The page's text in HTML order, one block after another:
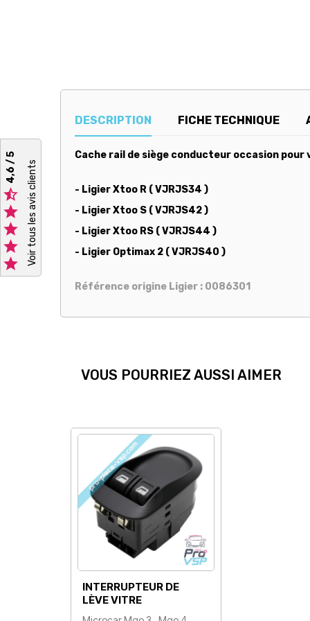





4,6 / 5 Voir tous les avis clients
DESCRIPTION FICHE TECHNIQUE
Cache rail de siège conducteur occasion pour
- Ligier Xtoo R ( VJRJS34 )
- Ligier Xtoo S ( VJRJS42 )
- Ligier Xtoo RS ( VJRJS44 )
- Ligier Optimax 2 ( VJRJS40 )
Référence origine Ligier : 0086301
VOUS POURRIEZ AUSSI AIMER
INTERRUPTEUR DE
LÈVE VITRE